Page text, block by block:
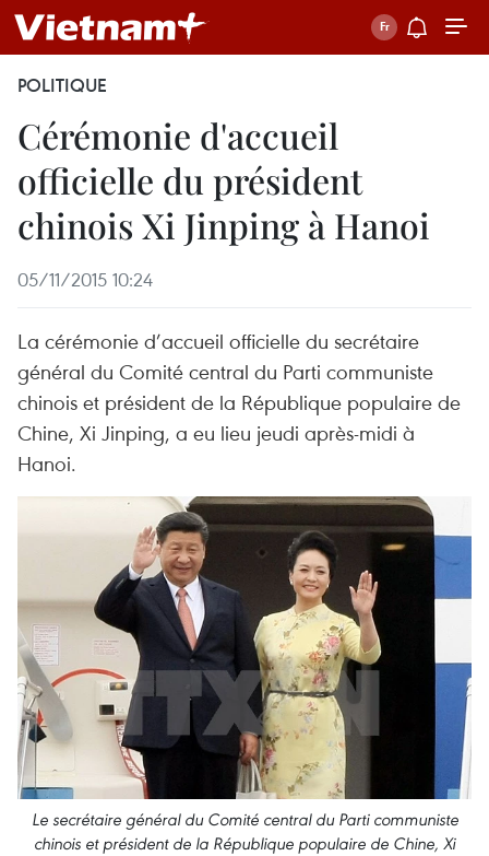
POLITIQUE
Cérémonie d'accueil
officielle du président
chinois Xi Jinping à Hanoi
05/11/2015 10:24
La cérémonie d’accueil officielle du secrétaire
général du Comité central du Parti communiste
chinois et président de la République populaire de
Chine, Xi Jinping, a eu lieu jeudi après-midi à
Hanoi.
Le secrétaire général du Comité central du Parti communiste
chinois et président de la République populaire de Chine, Xi